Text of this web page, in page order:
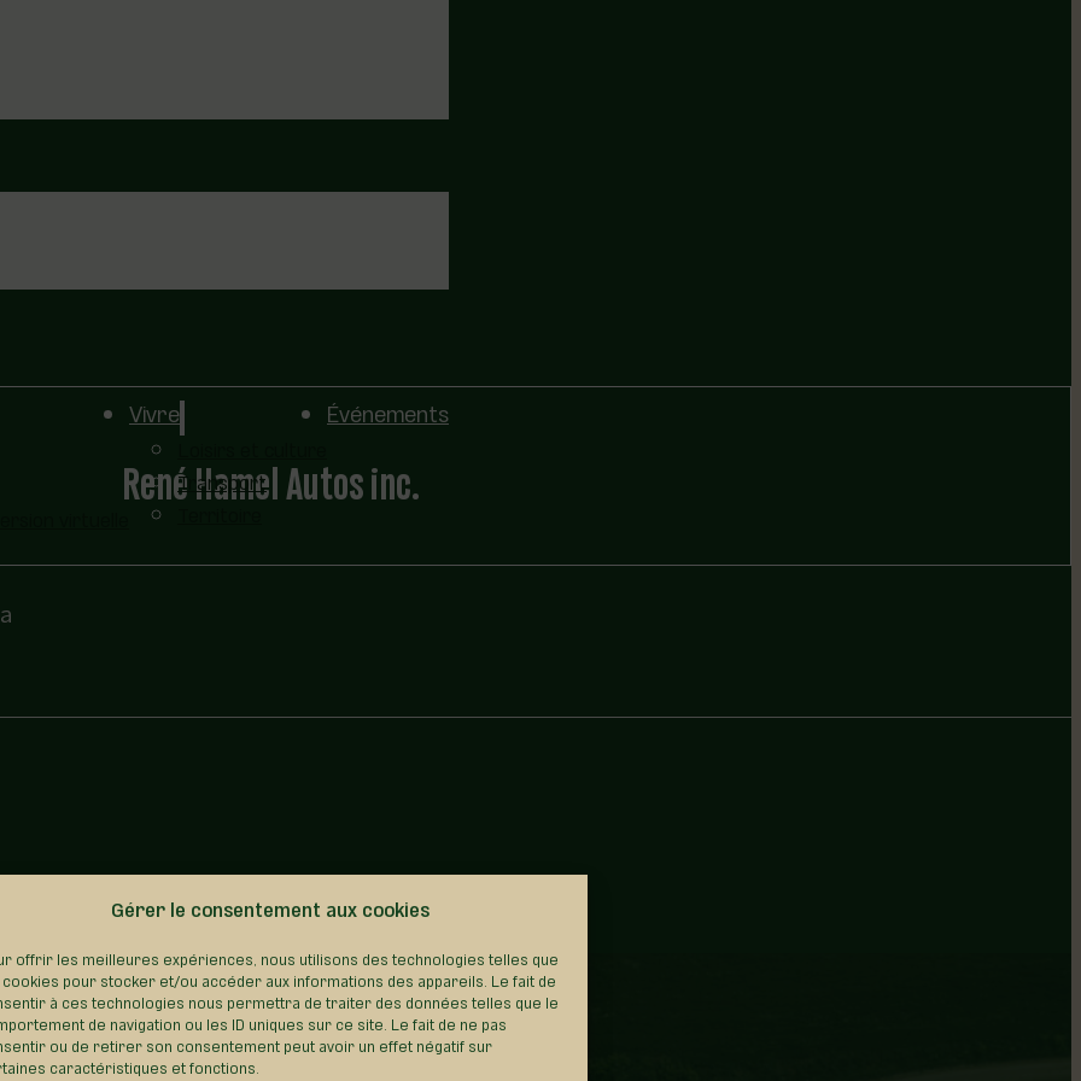
Gérer le consentement aux cookies
offrir les meilleures expériences, nous utilisons des technologies telles que
cookies pour stocker et/ou accéder aux informations des appareils. Le fait de
à ces technologies nous permettra de traiter des données telles que le
de navigation ou les ID uniques sur ce site. Le fait de ne pas
ou de retirer son consentement peut avoir un effet négatif sur
caractéristiques et fonctions.
Vivre
Transport
Événements
René Hamel Autos inc.
REVENIR AU RÉPERTOIRE